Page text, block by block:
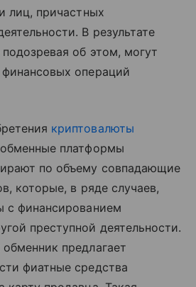
лиц, причастных
В результате
об этом, могут
операций
криптовалюты
обменные платформы
по объему совпадающие
которые, в ряде случаев,
с финансированием
преступной деятельности.
предлагает
фиатные средства